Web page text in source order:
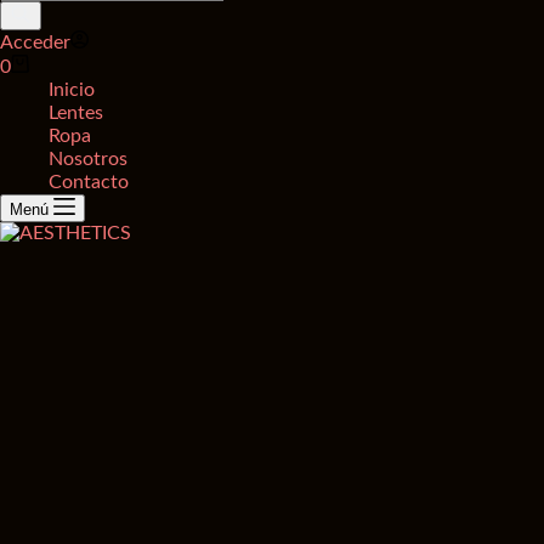
de
productos
Acceder
Carro
compra
0
Inicio
Lentes
Ropa
Nosotros
Contacto
Menú